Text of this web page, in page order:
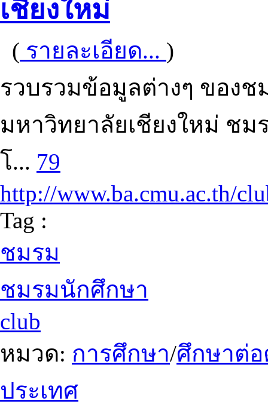
เชียงใหม่
( รายละเอียด... )
รวบรวมข้อมูลต่างๆ ของ
มหาวิทยาลัยเชียงใหม่ ช
โ... 79
http://www.ba.cmu.ac.th/
Tag :
ชมรม
ชมรมนักศึกษา
club
หมวด: การศึกษา/ศึกษาต่อ
ประเทศ